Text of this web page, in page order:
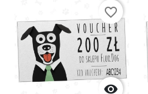

favorite_border